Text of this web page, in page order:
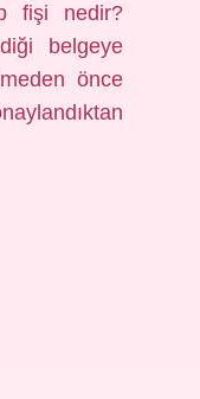
fişi nedir?
belgeye
önce